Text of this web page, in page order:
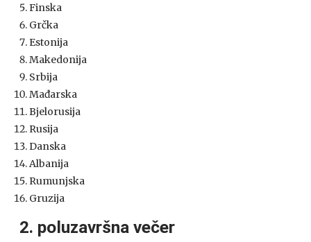
Finska
Grčka
Estonija
Makedonija
Srbija
Mađarska
Bjelorusija
Rusija
Danska
Albanija
Rumunjska
Gruzija
2. poluzavršna večer